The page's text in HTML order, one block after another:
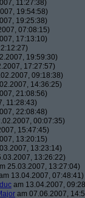
11:27:38)
19:54:58)
19:25:38)
07:08:15)
17:13:10)
19:59:30)
17:27:57)
09:18:38)
14:36:25)
21:08:56)
11:28:43)
22:08:48)
00:07:35)
15:47:45)
13:20:15)
13:23:14)
13:26:22)
25.03.2007, 13:27:04)
13.04.2007, 07:48:41)
am 13.04.2007,
am 07.06.2007,